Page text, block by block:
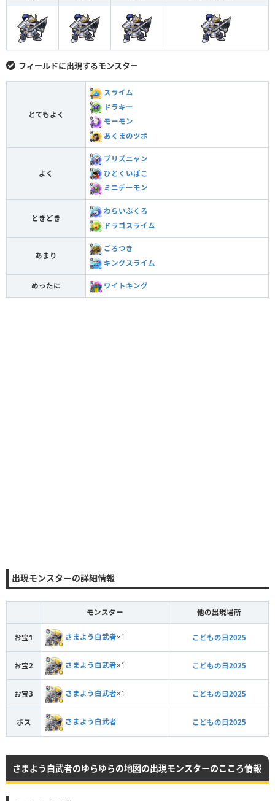
フィールドに出現するモンスター
とてもよく
スライム
ドラキー
モーモン
あくまのツボ
よく
プリズニャン
ひとくいばこ
ミニデーモン
ときどき
わらいぶくろ
ドラゴスライム
あまり
ごろつき
キングスライム
めったに ワイトキング
出現モンスターの詳細情報
モンスター 他の出現場所
お宝1 さまよう白武者×1 こどもの日2025
お宝2 さまよう白武者×1 こどもの日2025
お宝3 さまよう白武者×1 こどもの日2025
ボス さまよう白武者 こどもの日2025
さまよう白武者のゆらゆらの地図の出現モンスターのこころ情報